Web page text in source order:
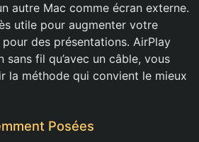
autre Mac comme écran externe.
utile pour augmenter votre
des présentations. AirPlay
sans fil qu’avec un câble, vous
la méthode qui convient le mieux
Posées